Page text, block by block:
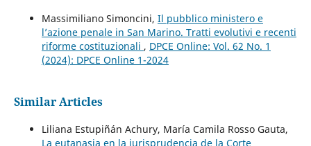
Massimiliano Simoncini, Il pubblico ministero e
l’azione penale in San Marino. Tratti evolutivi e recenti
riforme costituzionali , DPCE Online: Vol. 62 No. 1
(2024): DPCE Online 1-2024
Similar Articles
Liliana Estupiñán Achury, María Camila Rosso Gauta,
La eutanasia en la jurisprudencia de la Corte